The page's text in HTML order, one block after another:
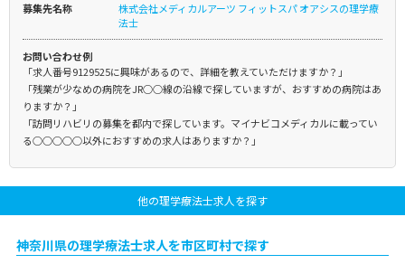
募集先名称
株式会社メディカルアーツ フィットスパ オアシスの理学療
法士
お問い合わせ例
「求人番号9129525に興味があるので、詳細を教えていただけますか？」
「残業が少なめの病院をJR○○線の沿線で探していますが、おすすめの病院はあ
りますか？」
「訪問リハビリの募集を都内で探しています。マイナビコメディカルに載ってい
る○○○○○以外におすすめの求人はありますか？」
他の理学療法士求人を探す
神奈川県の理学療法士求人を市区町村で探す